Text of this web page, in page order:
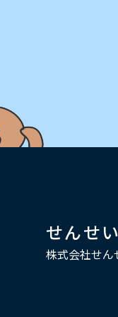
せんせ
株式会社せん